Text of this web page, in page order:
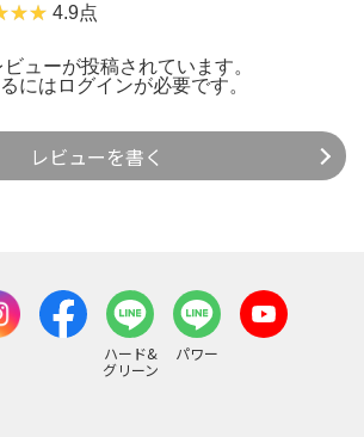
4.9点
ューが投稿されています。
には ログインが必要です。
レビューを書く
ハード&
グリーン
パワー